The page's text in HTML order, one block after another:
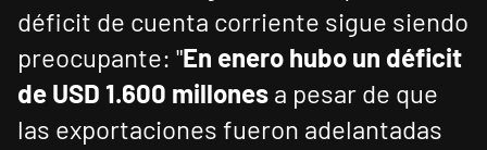
déficit de cuenta corriente sigue siendo
preocupante: "En enero hubo un déficit
de USD 1.600 millones a pesar de que
las exportaciones fueron adelantadas